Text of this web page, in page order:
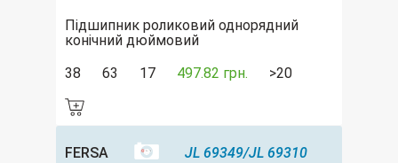
Підшипник роликовий однорядний
конічний дюймовий
38
63 17 497.82 грн. >20
FERSA JL 69349/JL 69310